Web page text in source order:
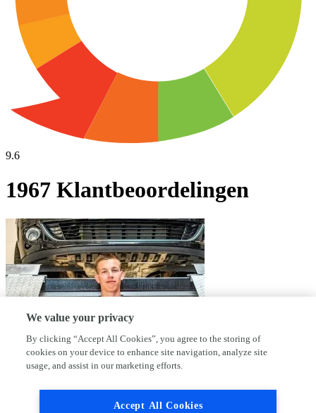
9.6
1967 Klantbeoordelingen
Waarom kies jij voor AutoFirst Rovemij
We value your privacy
By clicking “Accept All Cookies”, you agree to the storing of
cookies on your device to enhance site navigation, analyze site
usage, and assist in our marketing efforts.
Accept All Cookies